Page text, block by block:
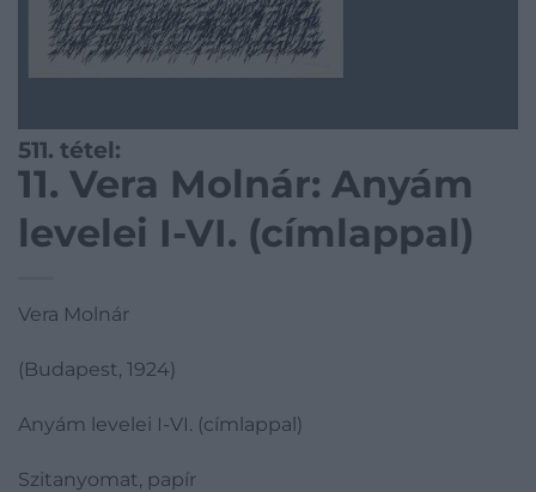
511. tétel:
11. Vera Molnár: Anyám
levelei I-VI. (címlappal)
Vera Molnár
(Budapest, 1924)
Anyám levelei I-VI. (címlappal)
Szitanyomat, papír